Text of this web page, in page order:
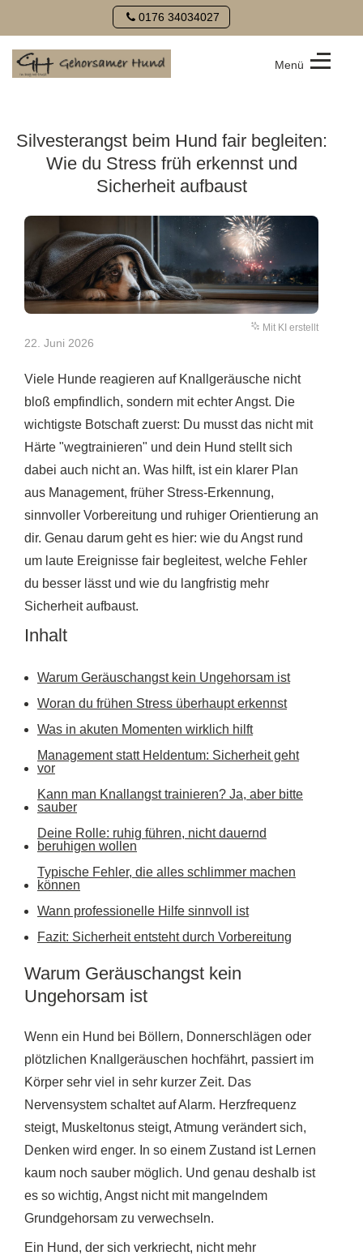
0176 34034027
Menü
Silvesterangst beim Hund fair begleiten:
Wie du Stress früh erkennst und
Sicherheit aufbaust
Mit KI erstellt
22. Juni 2026
Viele Hunde reagieren auf Knallgeräusche nicht
bloß empfindlich, sondern mit echter Angst. Die
wichtigste Botschaft zuerst: Du musst das nicht mit
Härte "wegtrainieren" und dein Hund stellt sich
dabei auch nicht an. Was hilft, ist ein klarer Plan
aus Management, früher Stress-Erkennung,
sinnvoller Vorbereitung und ruhiger Orientierung an
dir. Genau darum geht es hier: wie du Angst rund
um laute Ereignisse fair begleitest, welche Fehler
du besser lässt und wie du langfristig mehr
Sicherheit aufbaust.
Inhalt
Warum Geräuschangst kein Ungehorsam ist
Woran du frühen Stress überhaupt erkennst
Was in akuten Momenten wirklich hilft
Management statt Heldentum: Sicherheit geht
vor
Kann man Knallangst trainieren? Ja, aber bitte
sauber
Deine Rolle: ruhig führen, nicht dauernd
beruhigen wollen
Typische Fehler, die alles schlimmer machen
können
Wann professionelle Hilfe sinnvoll ist
Fazit: Sicherheit entsteht durch Vorbereitung
Warum Geräuschangst kein
Ungehorsam ist
Wenn ein Hund bei Böllern, Donnerschlägen oder
plötzlichen Knallgeräuschen hochfährt, passiert im
Körper sehr viel in sehr kurzer Zeit. Das
Nervensystem schaltet auf Alarm. Herzfrequenz
steigt, Muskeltonus steigt, Atmung verändert sich,
Denken wird enger. In so einem Zustand ist Lernen
kaum noch sauber möglich. Und genau deshalb ist
es so wichtig, Angst nicht mit mangelndem
Grundgehorsam zu verwechseln.
Ein Hund, der sich verkriecht, nicht mehr